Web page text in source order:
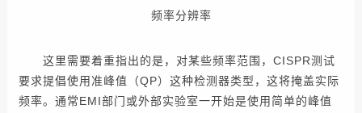
频率分辨率
这里需要着重指出的是，对某些频率范围，CISPR测试
要求提倡使用准峰值（QP）这种检测器类型，这将掩盖实际
频率。通常EMI部门或外部实验室一开始是使用简单的峰值